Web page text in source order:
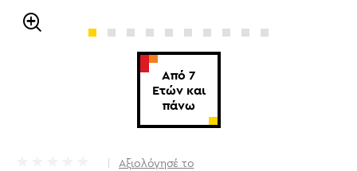
Από 7
Ετών και
πάνω
Αξιολόγησέ το